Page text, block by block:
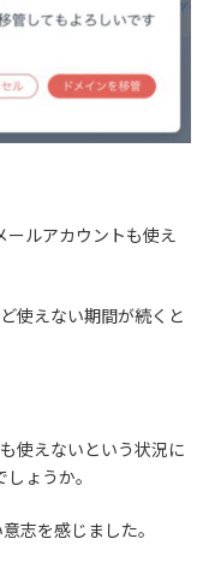
ールアカウントも使え
使えない期間が続くと
使えないという状況に
ょうか。
志を感じました。